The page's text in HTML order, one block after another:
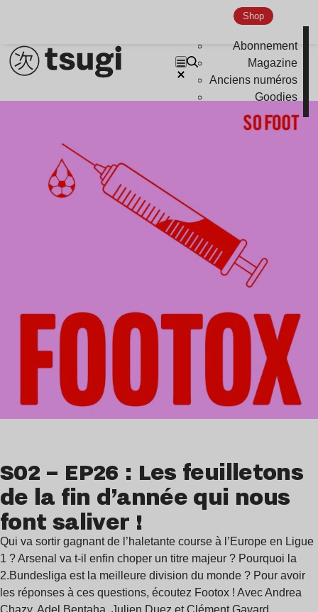
Shop
Abonnement
Magazine
Anciens numéros
Goodies
S02 – EP26 : Les feuilletons
de la fin d’année qui nous
font saliver !
Qui va sortir gagnant de l’haletante course à l’Europe en Ligue
1 ? Arsenal va t-il enfin choper un titre majeur ? Pourquoi la
2.Bundesliga est la meilleure division du monde ? Pour avoir
les réponses à ces questions, écoutez Footox ! Avec Andrea
Chazy, Adel Bentaha, Julien Duez et Clément Gavard